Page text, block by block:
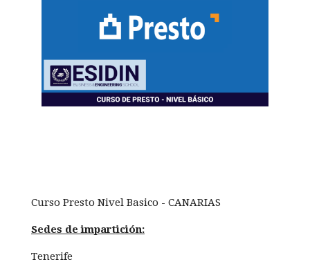
Curso Presto Nivel Basico - CANARIAS
Sedes de impartición:
Tenerife